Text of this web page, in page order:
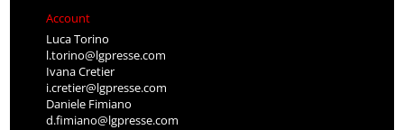
Account
Luca Torino
l.torino@lgpresse.com
Ivana Cretier
i.cretier@lgpresse.com
Daniele Fimiano
d.fimiano@lgpresse.com